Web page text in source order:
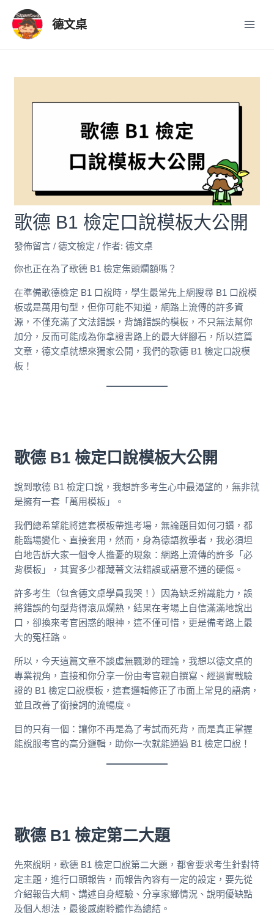
德文桌
歌德 B1 檢定口說模板大公開
發佈留言 /德文檢定 / 作者:德文桌
你也正在為了歌德 B1 檢定焦頭爛額嗎？
在準備歌德檢定 B1 口說時，學生最常先上網搜尋 B1 口說模
板或是萬用句型，但你可能不知道，網路上流傳的許多資
源，不僅充滿了文法錯誤，背誦錯誤的模板，不只無法幫你
加分，反而可能成為你拿證書路上的最大絆腳石，所以這篇
文章，德文桌就想來獨家公開，我們的歌德 B1 檢定口說模
板！
歌德 B1 檢定口說模板大公開
說到歌德 B1 檢定口說，我想許多考生心中最渴望的，無非就
是擁有一套「萬用模板」。
我們總希望能將這套模板帶進考場，無論題目如何刁鑽，都
能臨場變化、直接套用，然而，身為德語教學者，我必須坦
白地告訴大家一個令人擔憂的現象：網路上流傳的許多「必
背模板」，其實多少都藏著文法錯誤或語意不通的硬傷。
許多考生（包含德文桌學員我哭！）因為缺乏辨識能力，誤
將錯誤的句型背得滾瓜爛熟，結果在考場上自信滿滿地說出
口，卻換來考官困惑的眼神，這不僅可惜，更是備考路上最
大的冤枉路。
所以，今天這篇文章不談虛無飄渺的理論，我想以德文桌的
專業視角，直接和你分享一份由考官親自撰寫、經過實戰驗
證的 B1 檢定口說模板，這套邏輯修正了市面上常見的語病，
並且改善了銜接詞的流暢度。
目的只有一個：讓你不再是為了考試而死背，而是真正掌握
能說服考官的高分邏輯，助你一次就能通過 B1 檢定口說！
歌德 B1 檢定第二大題
先來說明，歌德 B1 檢定口說第二大題，都會要求考生針對特
定主題，進行口頭報告，而報告內容有一定的設定，要先從
介紹報告大綱、講述自身經驗、分享家鄉情況、說明優缺點
及個人想法，最後感謝聆聽作為總結。
navigation